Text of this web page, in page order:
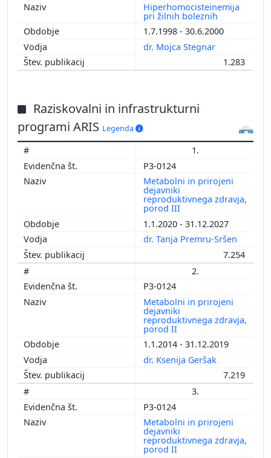
Hiperhomocisteinemija
pri žilnih boleznih
1.7.1998 - 30.6.2000
dr. Mojca Stegnar
1.283
Raziskovalni in infrastrukturni
programi ARIS Legenda
1.
P3-0124
Metabolni in prirojeni
dejavniki
reproduktivnega zdravja,
porod III
1.1.2020 - 31.12.2027
dr. Tanja Premru-Sršen
7.254
2.
P3-0124
Metabolni in prirojeni
dejavniki
reproduktivnega zdravja,
porod II
1.1.2014 - 31.12.2019
dr. Ksenija Geršak
7.219
3.
P3-0124
Metabolni in prirojeni
dejavniki
reproduktivnega zdravja,
porod II